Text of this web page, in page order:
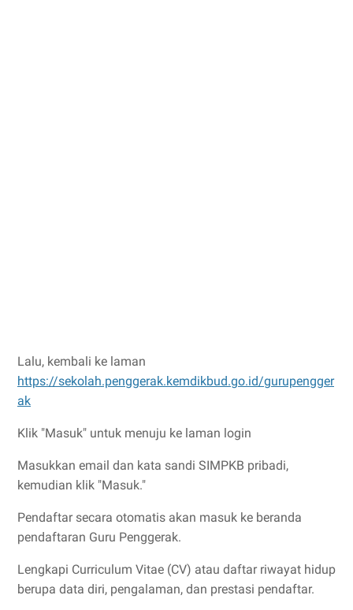
Lalu, kembali ke laman
https://sekolah.penggerak.kemdikbud.go.id/gurupengger
ak
Klik "Masuk" untuk menuju ke laman login
Masukkan email dan kata sandi SIMPKB pribadi,
kemudian klik "Masuk."
Pendaftar secara otomatis akan masuk ke beranda
pendaftaran Guru Penggerak.
Lengkapi Curriculum Vitae (CV) atau daftar riwayat hidup
berupa data diri, pengalaman, dan prestasi pendaftar.